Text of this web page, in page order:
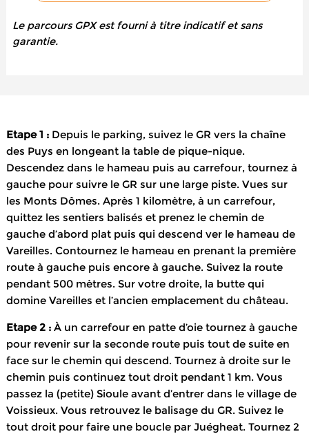
Le parcours GPX est fourni à titre indicatif et sans
garantie.
Etape 1 : Depuis le parking, suivez le GR vers la chaîne
des Puys en longeant la table de pique-nique.
Descendez dans le hameau puis au carrefour, tournez à
gauche pour suivre le GR sur une large piste. Vues sur
les Monts Dômes. Après 1 kilomètre, à un carrefour,
quittez les sentiers balisés et prenez le chemin de
gauche d’abord plat puis qui descend ver le hameau de
Vareilles. Contournez le hameau en prenant la première
route à gauche puis encore à gauche. Suivez la route
pendant 500 mètres. Sur votre droite, la butte qui
domine Vareilles et l’ancien emplacement du château.
Etape 2 :À un carrefour en patte d’oie tournez à gauche
pour revenir sur la seconde route puis tout de suite en
face sur le chemin qui descend. Tournez à droite sur le
chemin puis continuez tout droit pendant 1 km. Vous
passez la (petite) Sioule avant d’entrer dans le village de
Voissieux. Vous retrouvez le balisage du GR. Suivez le
tout droit pour faire une boucle par Juégheat. Tournez 2